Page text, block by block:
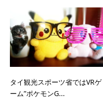
タイ観光スポーツ省ではVRゲ
ーム”ポケモンG...